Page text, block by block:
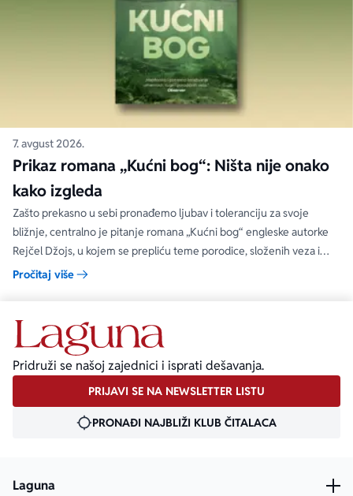
7. avgust 2026.
Prikaz romana „Kućni bog“: Ništa nije onako
kako izgleda
Zašto prekasno u sebi pronađemo ljubav i toleranciju za svoje
bližnje, centralno je pitanje romana „Kućni bog“ engleske autorke
Rejčel Džojs, u kojem se prepliću teme porodice, složenih veza i
umetnosti.
Pročitaj više
Pridruži se našoj zajednici i isprati dešavanja.
PRIJAVI SE NA NEWSLETTER LISTU
PRONAĐI NAJBLIŽI KLUB ČITALACA
Laguna